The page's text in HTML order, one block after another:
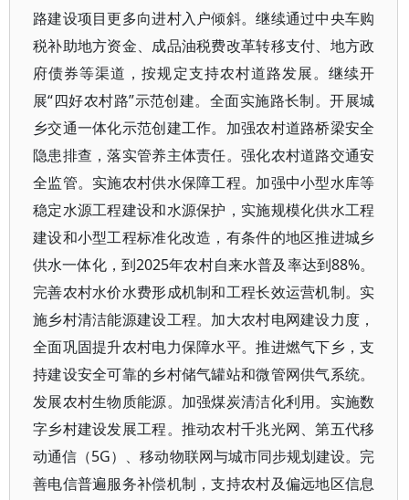
路建设项目更多向进村入户倾斜。继续通过中央车购
税补助地方资金、成品油税费改革转移支付、地方政
府债券等渠道，按规定支持农村道路发展。继续开
展“四好农村路”示范创建。全面实施路长制。开展城
乡交通一体化示范创建工作。加强农村道路桥梁安全
隐患排查，落实管养主体责任。强化农村道路交通安
全监管。实施农村供水保障工程。加强中小型水库等
稳定水源工程建设和水源保护，实施规模化供水工程
建设和小型工程标准化改造，有条件的地区推进城乡
供水一体化，到2025年农村自来水普及率达到88%。
完善农村水价水费形成机制和工程长效运营机制。实
施乡村清洁能源建设工程。加大农村电网建设力度，
全面巩固提升农村电力保障水平。推进燃气下乡，支
持建设安全可靠的乡村储气罐站和微管网供气系统。
发展农村生物质能源。加强煤炭清洁化利用。实施数
字乡村建设发展工程。推动农村千兆光网、第五代移
动通信（5G）、移动物联网与城市同步规划建设。完
善电信普遍服务补偿机制，支持农村及偏远地区信息